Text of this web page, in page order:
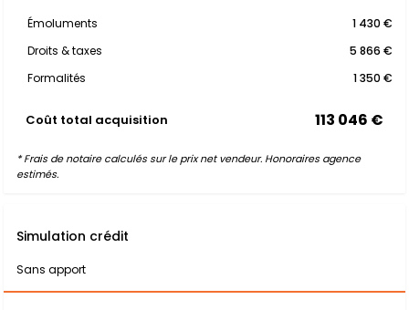
Émoluments
1 430 €
Droits & taxes
5 866 €
Formalités
1 350 €
Coût total acquisition 113 046 €
* Frais de notaire calculés sur le prix net vendeur. Honoraires agence
estimés.
Simulation crédit
Sans apport